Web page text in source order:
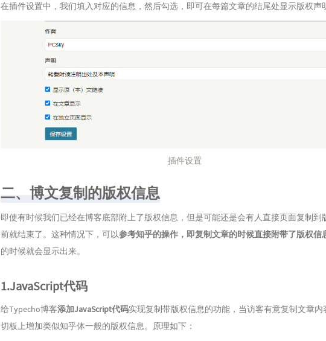
在插件设置中，我们填入对应的信息，然后勾选，即可在每篇文章的结尾处显示版权声
插件设置
二、博文复制的版权信息
即使有时候我们已经在博客底部附上了版权信息，但是可能还是会有人直接页面复制到
前就结束了。这种情况下，可以参考知乎的操作，即复制文章的时候直接附带了版权信
的时候就会显示出来。
1.JavaScript代码
给Typecho博客添加JavaScript代码实现复制带版权信息的功能，当访客有意复制文章内
切板上增加类似知乎体一般的版权信息。原理如下：